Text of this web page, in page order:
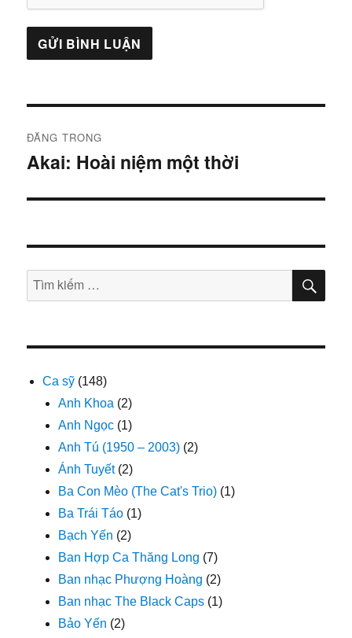
hướng
ĐĂNG TRONG
Akai: Hoài niệm một thời
Tìm
kiếm:
TÌM
Ca sỹ (148)
Anh Khoa (2)
Anh Ngọc (1)
Anh Tú (1950 – 2003) (2)
Ánh Tuyết(2)
Ba Con Mèo (The Cat's Trio) (1)
Ba Trái Táo (1)
Bạch Yến (2)
Ban Hợp Ca Thăng Long (7)
Ban nhạc Phượng Hoàng (2)
Ban nhạc The Black Caps (1)
Bảo Yến (2)